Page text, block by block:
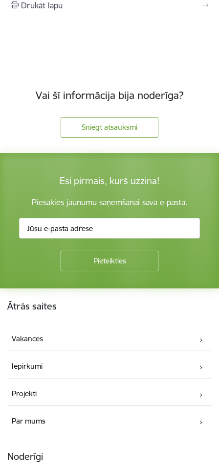
Drukāt lapu
Vai šī informācija bija noderīga?
Sniegt atsauksmi
Esi pirmais, kurš uzzina!
Piesakies jaunumu saņemšanai savā e-pastā.
Kājene
Ātrās saites
Vakances
Iepirkumi
Projekti
Par mums
Noderīgi